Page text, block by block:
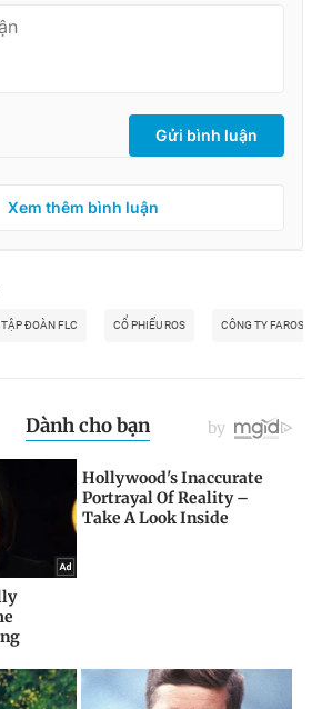
Gửi bình luận
Xem thêm bình luận
TẬP ĐOÀN FLC CỔ PHIẾU ROS CÔNG TY FAROS